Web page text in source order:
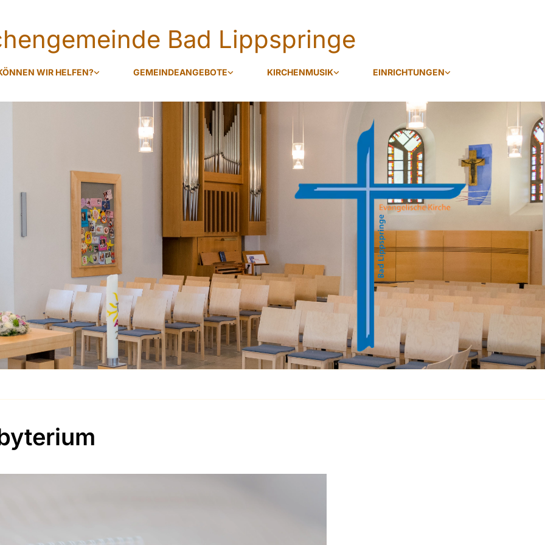
Bad Lippspringe
WIR HELFEN? GEMEINDEANGEBOTE KIRCHENMUSIK EINRICHTUNGEN